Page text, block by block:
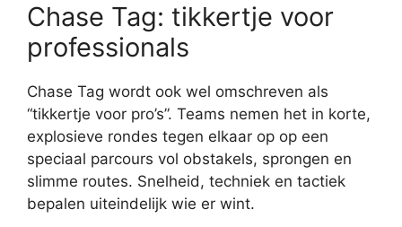
Chase Tag: tikkertje voor
professionals
Chase Tag wordt ook wel omschreven als
“tikkertje voor pro’s”. Teams nemen het in korte,
explosieve rondes tegen elkaar op op een
speciaal parcours vol obstakels, sprongen en
slimme routes. Snelheid, techniek en tactiek
bepalen uiteindelijk wie er wint.